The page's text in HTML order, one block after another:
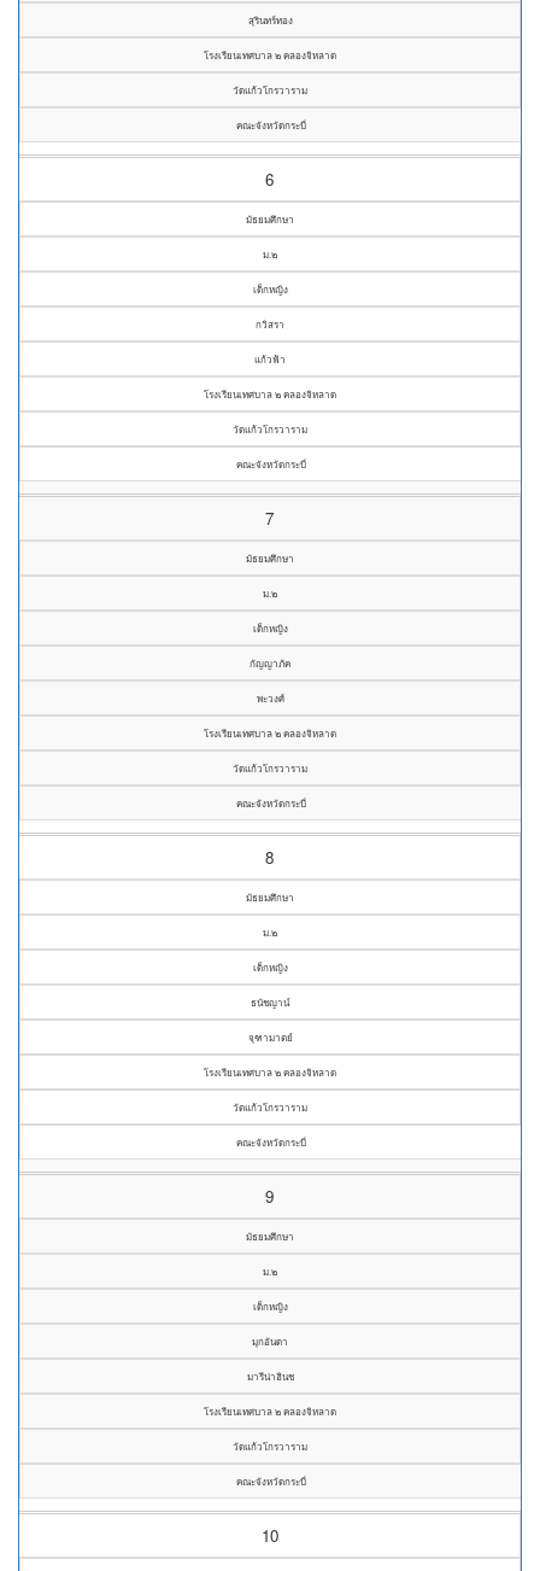
สุรินทร์ทอง
โรงเรียนเทศบาล ๒ คลองจิหลาด
วัดแก้วโกรวาราม
คณะจังหวัดกระบี่
6
มัธยมศึกษา
ม.๒
เด็กหญิง
กวิสรา
แก้วฟ้า
โรงเรียนเทศบาล ๒ คลองจิหลาด
วัดแก้วโกรวาราม
คณะจังหวัดกระบี่
7
มัธยมศึกษา
ม.๒
เด็กหญิง
กัญญาภัค
พะวงศ์
โรงเรียนเทศบาล ๒ คลองจิหลาด
วัดแก้วโกรวาราม
คณะจังหวัดกระบี่
8
มัธยมศึกษา
ม.๒
เด็กหญิง
ธนัชญาน์
จุฑามาตย์
โรงเรียนเทศบาล ๒ คลองจิหลาด
วัดแก้วโกรวาราม
คณะจังหวัดกระบี่
9
มัธยมศึกษา
ม.๒
เด็กหญิง
มุกอันดา
มารีน่าฮินช
โรงเรียนเทศบาล ๒ คลองจิหลาด
วัดแก้วโกรวาราม
คณะจังหวัดกระบี่
10